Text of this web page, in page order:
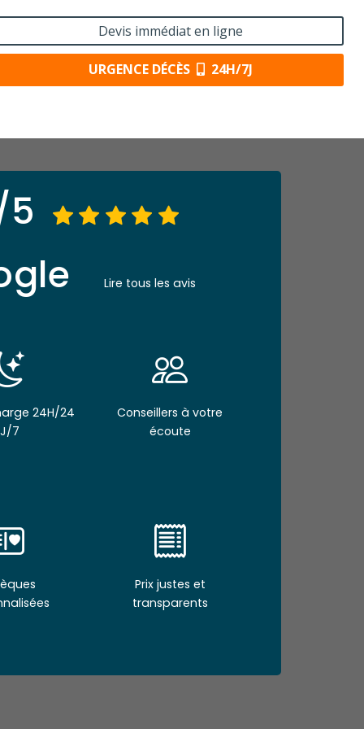
Devis immédiat en ligne
URGENCE DÉCÈS 24H/7J
Lire tous les avis
24H/24
7
Conseillers à votre
écoute
Prix justes et
transparents